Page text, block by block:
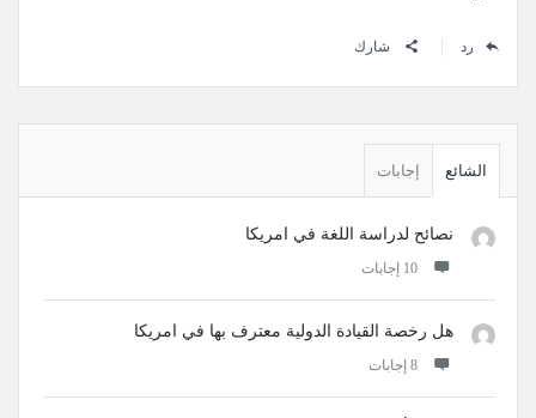
رد شارك
الجانبيةالشائع إجابات
نصائح لدراسة اللغة في امريكا
‫10 إجابات
هل رخصة القيادة الدولية معترف بها في امريكا
‫8 إجابات